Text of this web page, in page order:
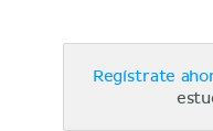
Regístrate